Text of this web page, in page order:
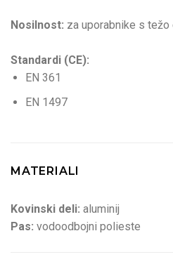
Nosilnost: za uporabnike s težo
Standardi (CE):
EN 361
EN 1497
MATERIALI
Kovinski deli: aluminij
Pas: vodoodbojni polieste